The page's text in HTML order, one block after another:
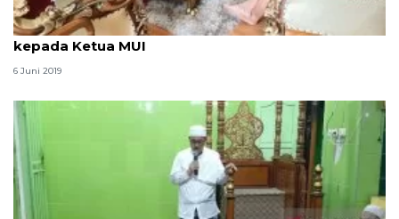
Bahas kerukunan, tokoh Katolik-BK Sigi silaturahim
kepada Ketua MUI
6 Juni 2019